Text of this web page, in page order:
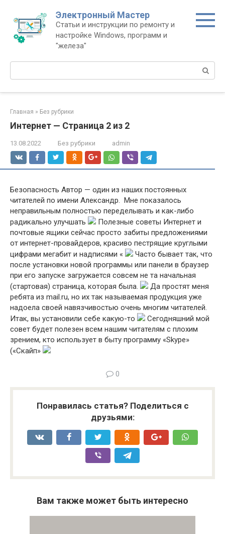
контенту
Электронный Мастер
Статьи и инструкции по ремонту и
настройке Windows, программ и
"железа"
Поиск:
Главная » Без рубрики
Интернет — Страница 2 из 2
13.08.2022 Без рубрики admin
Безопасность Автор — один из наших постоянных
читателей по имени Александр. Мне показалось
неправильным полностью переделывать и как-либо
радикально улучшать
Полезные советы Интернет и
почтовые ящики сейчас просто забиты предложениями
от интернет-провайдеров, красиво пестрящие круглыми
цифрами мегабит и надписями «
Часто бывает так, что
после установки новой программы или панели в браузер
при его запуске загружается совсем не та начальная
(стартовая) страница, которая была.
Да простят меня
ребята из mail.ru, но их так называемая продукция уже
надоела своей навязчивостью очень многим читателей.
Итак, вы установили себе какую-то
Сегодняшний мой
совет будет полезен всем нашим читателям с плохим
зрением, кто использует в быту программу «Skype»
(«Скайп»
0
Понравилась статья? Поделиться с
друзьями:
Вам также может быть интересно